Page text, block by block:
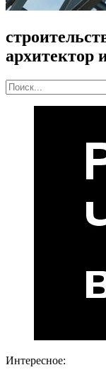
архитектор
Интересное: